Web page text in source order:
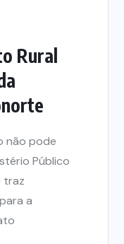
Rural
não pode
Público
traz
a